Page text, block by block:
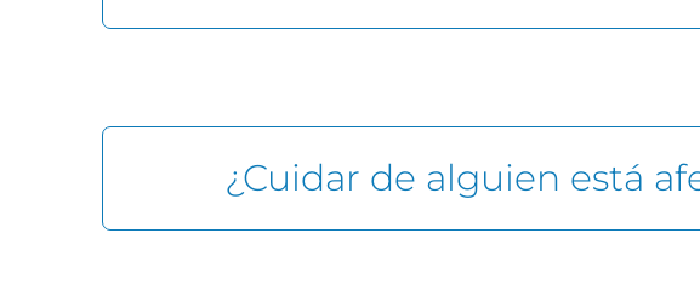
¿Cuidar de alguien está